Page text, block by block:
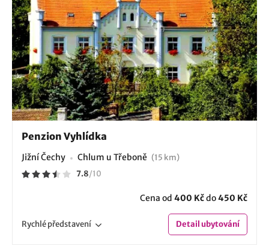
Penzion Vyhlídka
Jižní Čechy Chlum u Třeboně (15 km)
7.8/10
Cena od 400 Kčdo450 Kč
Rychlépředstavení Detailubytování